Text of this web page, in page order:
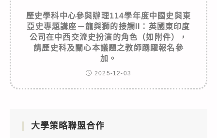
歷史學科中心參與辦理114學年度中國史與東
亞史專題講座－龍與獅的接觸II：英國東印度
公司在中西交流史扮演的角色（如附件），
請歷史科及關心本議題之教師踴躍報名參
加。
2025-12-03
大學策略聯盟合作